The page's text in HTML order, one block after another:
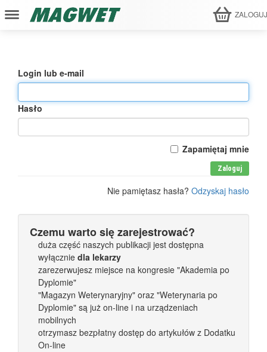
Login lub e-mail
Hasło
Zapamiętaj mnie
Zaloguj
Nie pamiętasz hasła? Odzyskaj hasło
Czemu warto się zarejestrować?
duża część naszych publikacji jest dostępna
wyłącznie dla lekarzy
zarezerwujesz miejsce na kongresie "Akademia po
Dyplomie"
"Magazyn Weterynaryjny" oraz "Weterynaria po
Dyplomie" są już on-line i na urządzeniach
mobilnych
otrzymasz bezpłatny dostęp do artykułów z Dodatku
On-line